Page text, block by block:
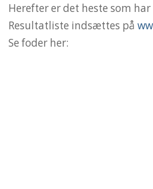
Herefter er det heste som
Resultatliste indsættes på
Se foder her: